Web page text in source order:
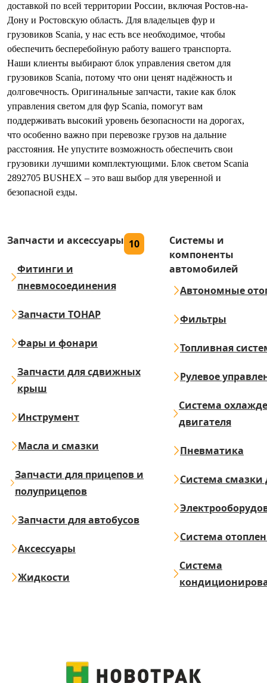
доставкой по всей территории России, включая Ростов-на-
Дону и Ростовскую область. Для владельцев фур и
грузовиков Scania, у нас есть все необходимое, чтобы
обеспечить бесперебойную работу вашего транспорта.
Наши клиенты выбирают блок управления светом для
грузовиков Scania, потому что они ценят надёжность и
долговечность. Оригинальные запчасти, такие как блок
управления светом для фур Scania, помогут вам
поддерживать высокий уровень безопасности на дорогах,
что особенно важно при перевозке грузов на дальние
расстояния. Не упустите возможность обеспечить свои
грузовики лучшими комплектующими. Блок светом Scania
2892705 BUSHEX – это ваш выбор для уверенной и
безопасной езды.
Запчасти и аксессуары 10
Фитинги и
пневмосоединения
Запчасти ТОНАР
Фары и фонари
Запчасти для сдвижных
крыш
Инструмент
Масла и смазки
Запчасти для прицепов и
полуприцепов
Запчасти для автобусов
Аксессуары
Жидкости
Системы и
компоненты
автомобилей
Автономные
Фильтры
Топливная
Рулевое
Система
двигателя
Пневматика
Система смазки
Система
Система